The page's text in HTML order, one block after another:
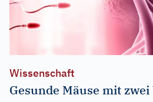
Wissenschaft
Gesunde Mäuse mit